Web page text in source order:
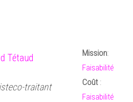
Tétaud
traitant
Mission:
Faisabilité
Coût :
Faisabilité